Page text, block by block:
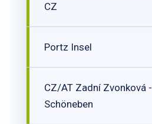
CZ
Portz Insel
CZ/AT Zadní Zvonková -
Schöneben